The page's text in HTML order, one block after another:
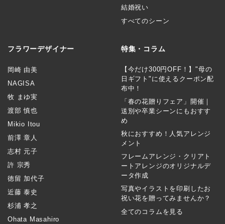
結婚祝い
すべてのシーン
フラワーデザイナー
岡崎 由美
NAGISA
牧 まゆ実
渡部 慎也
Mikio Itou
前澤 章人
志村 元子
許 宗秀
徳留 加代子
近藤 泰史
杉浦 孝之
Ohata Masahiro
特集・コラム
【今だけ300円OFF！】"母の
日ギフト"に使えるクーポン配
布中！
「春の花贈りフェア」開催｜
送別や卒業シーンにもおすす
め
秋におすすめ！人気アレンジ
メント
フレームアレンジ・クリアト
ートアレンジのオリジナルデ
ータ作成
写真やイラストを印刷したお
祝い花を贈ってみませんか？
全てのコラムを見る